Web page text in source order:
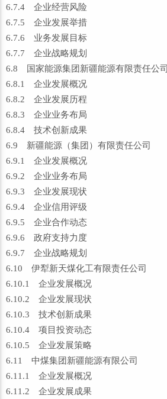
6.7.4 企业经营风险
6.7.5 企业发展举措
6.7.6 业务发展目标
6.7.7 企业战略规划
6.8 国家能源集团新疆能源有限责任公司
6.8.1 企业发展概况
6.8.2 企业发展历程
6.8.3 企业业务布局
6.8.4 技术创新成果
6.9 新疆能源（集团）有限责任公司
6.9.1 企业发展概况
6.9.2 企业业务布局
6.9.3 企业发展现状
6.9.4 企业信用评级
6.9.5 企业合作动态
6.9.6 政府支持力度
6.9.7 企业战略规划
6.10 伊犁新天煤化工有限责任公司
6.10.1 企业发展概况
6.10.2 企业发展现状
6.10.3 技术创新成果
6.10.4 项目投资动态
6.10.5 企业发展策略
6.11 中煤集团新疆能源有限公司
6.11.1 企业发展概况
6.11.2 企业发展成果